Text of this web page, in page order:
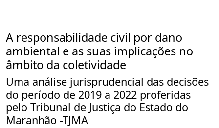
A responsabilidade civil por dano
ambiental e as suas implicações no
âmbito da coletividade
Uma análise jurisprudencial das decisões
do período de 2019 a 2022 proferidas
pelo Tribunal de Justiça do Estado do
Maranhão -TJMA